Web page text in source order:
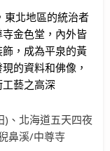
北地區的統治者
金色堂，內外皆
，成為平泉的黃
的資料和佛像，
藝之高深